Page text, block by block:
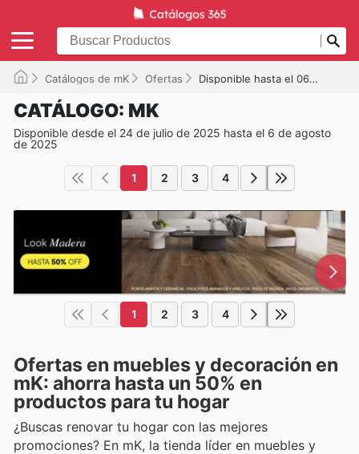
Catálogos de mK Ofertas Disponible hasta el 06-08-2025
CATÁLOGO: MK
Disponible desde el 24 de julio de 2025 hasta el 6 de agosto
de 2025
1 2 3 4
1 2 3 4
Ofertas en muebles y decoración en
mK: ahorra hasta un 50% en
productos para tu hogar
¿Buscas renovar tu hogar con las mejores
promociones? En mK, la tienda líder en muebles y